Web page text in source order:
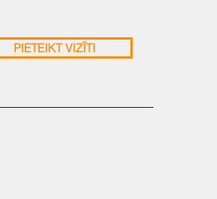
PIETEIKT VIZĪTI